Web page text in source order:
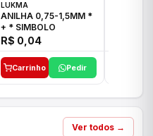
LUKMA
ANILHA 0,75-1,5MM *
+ * SIMBOLO
R$ 0,04
Carrinho Pedir
Ver todos →